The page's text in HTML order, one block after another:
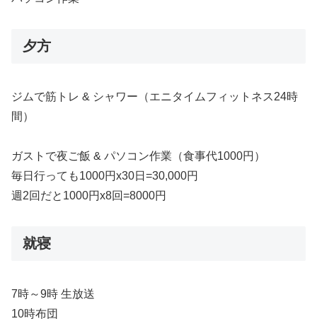
夕方
ジムで筋トレ & シャワー（エニタイムフィットネス24時
間）
ガストで夜ご飯 & パソコン作業（食事代1000円）
毎日行っても1000円x30日=30,000円
週2回だと1000円x8回=8000円
就寝
7時～9時 生放送
10時布団